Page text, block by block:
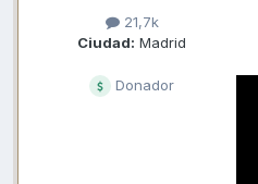
21,7k
Ciudad: Madrid
Donador